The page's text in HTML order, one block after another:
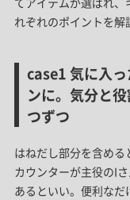
れぞれのポイントを解
case1 気に入
ンに。気分と
つずつ
はねだし部分を含め
カウンターが主役のI
あるといい。便利なだ